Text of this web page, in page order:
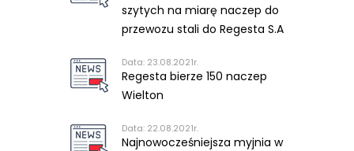
szytych na miarę naczep do
przewozu stali do Regesta S.A
Data: 23.08.2021r.
Regesta bierze 150 naczep
Wielton
Data: 22.08.2021r.
Najnowocześniejsza myjnia w